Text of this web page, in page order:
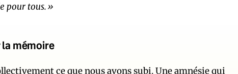
pour tous.»
mémoire
ce que nous avons subi. Une amnésie qui